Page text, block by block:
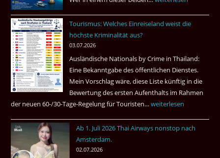
Bangkok
das
Gebiet
Tourismus: Welches Einreiseland weist die
höchste Kriminalität aus?
03.07.2026
Ausländische Nationals by Crime in Thailand:
Eine Bekanntgabe des öffentlichen Dienstes.
Mein Vorschlag wäre, diese Liste künftig in die
Bewertung des ersten Aufenthalts im Rahmen
der neuen 60-/30-Tage-Regelung für Touristen…Tourismus:
Einreiseland
weiterlesen
Ab 1. Juli 2026 Thai Airways nonstop nach
Amsterdam.
02.07.2026